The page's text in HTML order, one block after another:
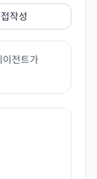
작성
이전트가